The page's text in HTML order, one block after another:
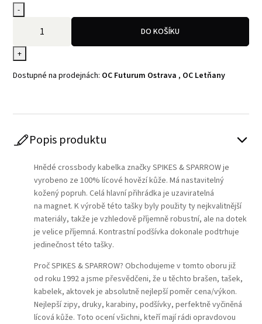
-
+
DO KOŠÍKU
Dostupné na prodejnách: OC Futurum Ostrava , OC Letňany
Popis produktu
Hnědé crossbody kabelka značky SPIKES & SPARROW je
vyrobeno ze 100% lícové hovězí kůže. Má nastavitelný
kožený popruh. Celá hlavní přihrádka je uzaviratelná
na magnet. K výrobě této tašky byly použity ty nejkvalitnější
materiály, takže je vzhledově příjemně robustní, ale na dotek
je velice příjemná. Kontrastní podšívka dokonale podtrhuje
jedinečnost této tašky.
Proč SPIKES & SPARROW? Obchodujeme v tomto oboru již
od roku 1992 a jsme přesvědčeni, že u těchto brašen, tašek,
kabelek, aktovek je absolutně nejlepší poměr cena/výkon.
Nejlepší zipy, druky, karabiny, podšívky, perfektně vyčiněná
lícová kůže. Toto ocení všichni, kteří mají rádi opravdovou